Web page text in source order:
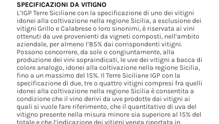
SPECIFICAZIONI DA VITIGNO
L’IGP Terre Siciliane con la specificazione di uno dei vitigni
idonei alla coltivazione nella regione Sicilia, a esclusione dei
vitigni Grillo e Calabrese o loro sinonimi, è riservata ai vini
ottenuti da uve provenienti da vigneti composti, nell’ambito
aziendale, per almeno l’85% dai corrispondenti vitigni.
Possono concorrere, da sole o congiuntamente, alla
produzione dei vini sopraindicati, le uve dei vitigni a bacca di
colore analogo, idonei alla coltivazione nella regione Sicilia,
fino a un massimo del 15%. Il Terre Siciliane IGP con la
specificazione di due, tre o quattro vitigni compresi fra quelli
idonei alla coltivazione nella regione Sicilia è consentita a
condizione che il vino derivi da uve prodotte dai vitigni ai
quali si vuole fare riferimento, che il quantitativo di uva del
vitigno presente nella misura minore sia superiore al 15% del
totale e che l’indicazione dei vitigni venga riportata in